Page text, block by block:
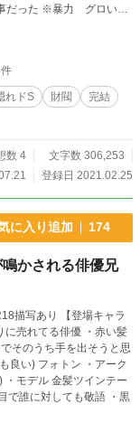
グロい表
れドS 財閥
完結
数 4
文字数 306,253
登録日 2021.02.25
に入り追加 174
かされる俳優兄
【登場キャラ
に売れてる俳優 ・赤い髪
そのうち手を出そうと思
・アーク
モデル 金髪ツインテー